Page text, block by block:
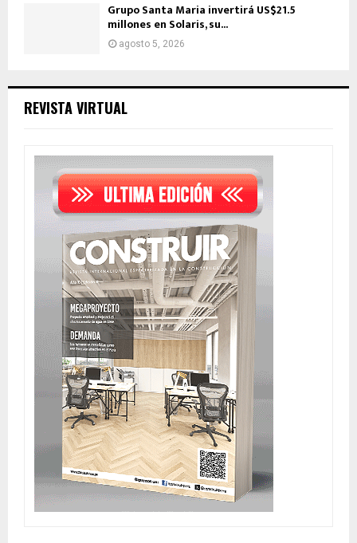
Grupo Santa Maria invertirá US$21.5
millones en Solaris, su...
agosto 5, 2026
REVISTA VIRTUAL